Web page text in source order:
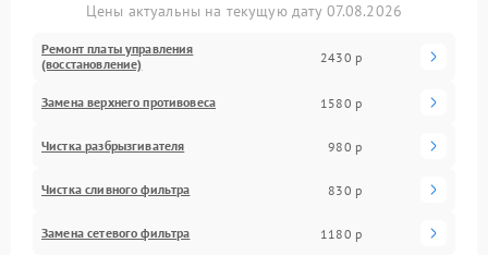
Цены актуальны на текущую дату 07.08.2026
Ремонт платы управления
(восстановление)
2430 р
Замена верхнего противовеса 1580 р
Чистка разбрызгивателя 980 р
Чистка сливного фильтра 830 р
Замена сетевого фильтра 1180 р